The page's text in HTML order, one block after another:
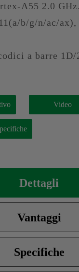
A55 2.0 GHz.
b/g/n/ac/ax),
a barre 1D/
Video
Dettagli
Vantaggi
Specifiche